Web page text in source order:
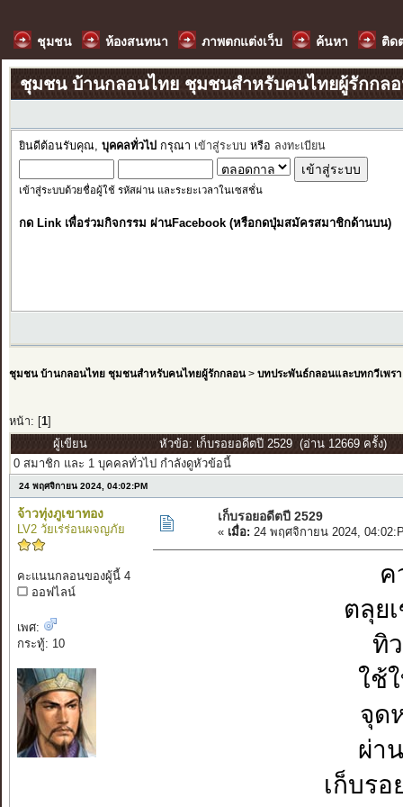
ชุมชน ห้องสนทนา ภาพตกแต่งเว็บ ค้นหา ติด
ชุมชน บ้านกลอนไทย ชุมชนสำหรับคนไทยผู้รักกล
ยินดีต้อนรับคุณ, บุคคลทั่วไป กรุณา เข้าสู่ระบบ หรือ ลงทะเบียน
เข้าสู่ระบบด้วยชื่อผู้ใช้ รหัสผ่าน และระยะเวลาในเซสชั่น
กด Link เพื่อร่วมกิจกรรม ผ่านFacebook (หรือกดปุ่มสมัครสมาชิกด้านบน)
ชุมชน บ้านกลอนไทย ชุมชนสำหรับคนไทยผู้รักกลอน> บทประพันธ์กลอนและบทกวีเพรา
หน้า: [ 1]
ผู้เขียน
หัวข้อ: เก็บรอยอดีตปี 2529 (อ่าน 12669 ครั้ง)
0 สมาชิก และ 1 บุคคลทั่วไป กำลังดูหัวข้อนี้
24 พฤศจิกายน 2024, 04:02:PM
จ้าวทุ่งภูเขาทอง
LV2 วัยเร่ร่อนผจญภัย
คะแนนกลอนของผู้นี้ 4
ออฟไลน์
เพศ:
กระทู้: 10
เก็บรอยอดีตปี 2529
« เมื่อ: 24 พฤศจิกายน 2024,
ค
ตลุย
ทิ
ใช้
จุด
ผ่า
เก็บรอ